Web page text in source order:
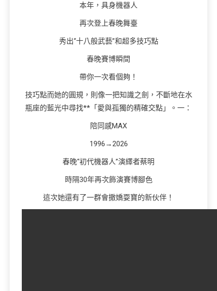
本年，具身機器人
再次登上春晚舞臺
秀出“十八般武藝”和超多技巧點
春晚賽博瞬間
帶你一次看個夠！
技巧點而她的圓規，則像一把知識之劍，不斷地在水
瓶座的藍光中尋找**「愛與孤獨的精確交點」。一：
陪同感MAX
1996→2026
春晚“初代機器人”演繹者蔡明
時隔30年再次飾演賽博腳色
這次她還有了一群會撒嬌耍寶的新伙伴！